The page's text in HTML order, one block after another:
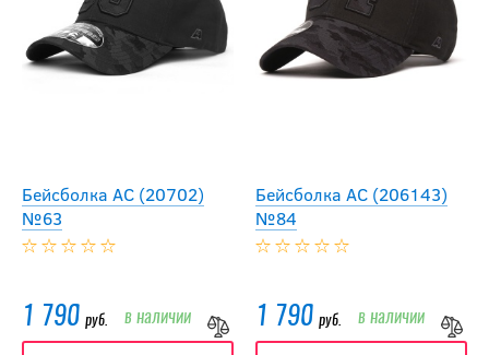
Бейсболка АС (20702)
№63
1 790 руб. в наличии
Бейсболка АС (206143)
№84
1 790 руб. в наличии